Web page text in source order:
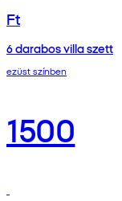
Ft
6 darabos villa szett
ezüst színben
1500